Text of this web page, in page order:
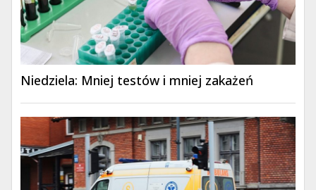
Niedziela: Mniej testów i mniej zakażeń